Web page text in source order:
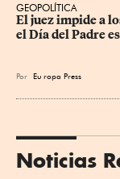
GEOPOLÍTICA
El juez impide a
el Día del Padre
Por Eu ropa Press
Noticias